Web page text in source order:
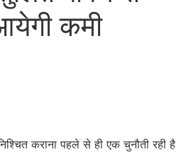
कमी
कराना पहले से ही एक चुनौती रही है